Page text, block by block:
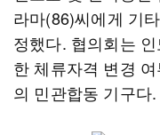
라마(86)씨에게 기
정했다. 협의회는
한 체류자격 변경
의 민관합동 기구다.